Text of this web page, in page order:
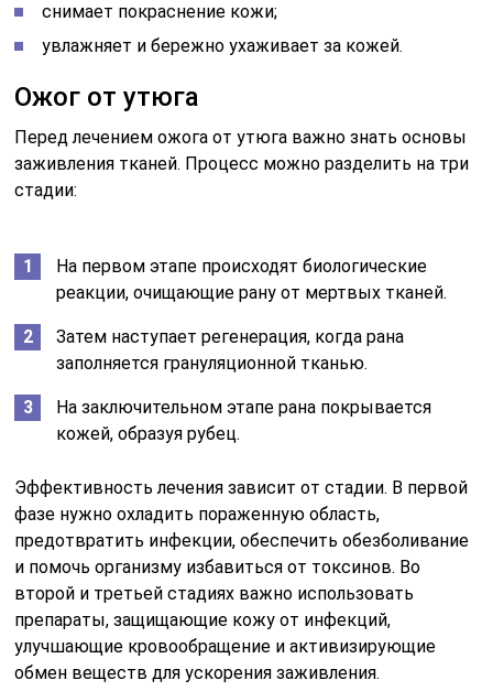
снимает покраснение кожи;
увлажняет и бережно ухаживает за кожей.
Ожог от утюга
Перед лечением ожога от утюга важно знать основы
заживления тканей. Процесс можно разделить на три
стадии:
На первом этапе происходят биологические
реакции, очищающие рану от мертвых тканей.
Затем наступает регенерация, когда рана
заполняется грануляционной тканью.
На заключительном этапе рана покрывается
кожей, образуя рубец.
Эффективность лечения зависит от стадии. В первой
фазе нужно охладить пораженную область,
предотвратить инфекции, обеспечить обезболивание
и помочь организму избавиться от токсинов. Во
второй и третьей стадиях важно использовать
препараты, защищающие кожу от инфекций,
улучшающие кровообращение и активизирующие
обмен веществ для ускорения заживления.